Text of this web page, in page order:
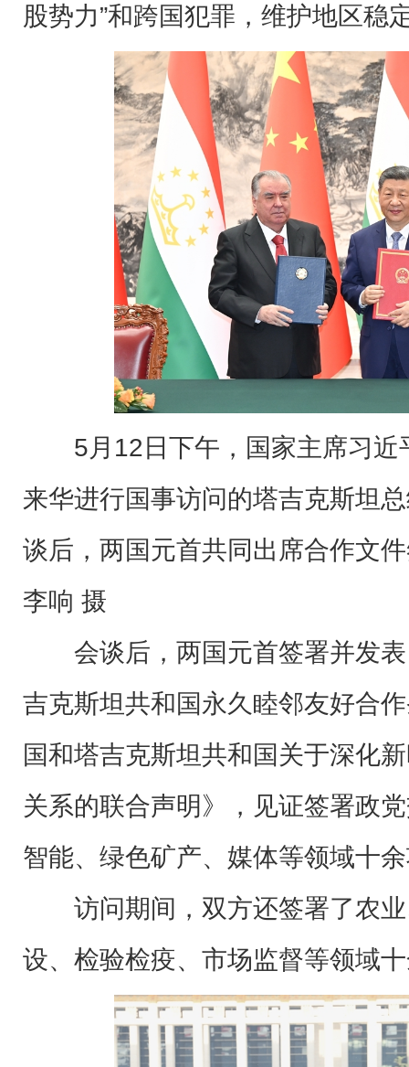
股势力”和跨国犯罪，维护地区稳
5月12日下午，国家主席习
来华进行国事访问的塔吉克斯坦
谈后，两国元首共同出席合作文
李响 摄
会谈后，两国元首签署并发
吉克斯坦共和国永久睦邻友好合
国和塔吉克斯坦共和国关于深化
关系的联合声明》，见证签署政
智能、绿色矿产、媒体等领域十
访问期间，双方还签署了农
设、检验检疫、市场监督等领域